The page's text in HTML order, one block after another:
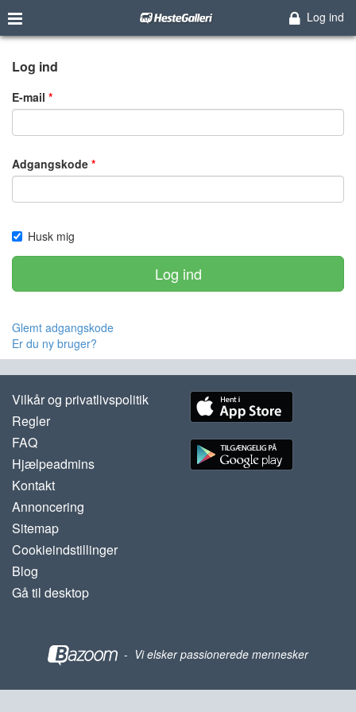
Log ind
Log ind
E-mail
Adgangskode
Husk mig
Log ind
Glemt adgangskode
Er du ny bruger?
Vilkår og privatlivspolitik
Regler
FAQ
Hjælpeadmins
Kontakt
Annoncering
Sitemap
Cookieindstillinger
Blog
Gå til desktop
- Vi elsker passionerede mennesker